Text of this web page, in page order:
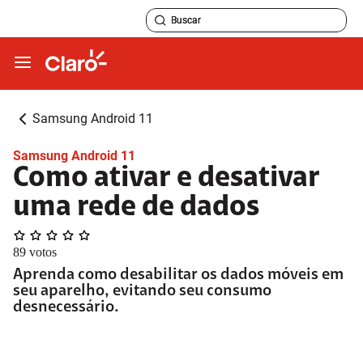
Samsung Android 11
Samsung Android 11
Como ativar e desativar
uma rede de dados
89 votos
Aprenda como desabilitar os dados móveis em
seu aparelho, evitando seu consumo
desnecessário.